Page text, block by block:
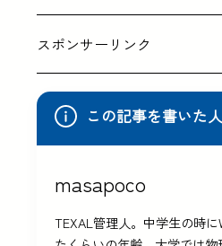
スポンサーリンク
この記事を書いた人
masapoco
TEXAL管理人。中学生の時